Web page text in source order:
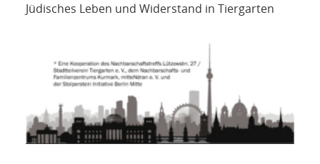
Jüdisches Leben und Widerstand in Tiergarten